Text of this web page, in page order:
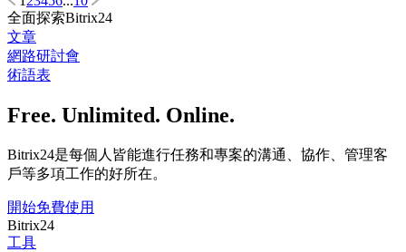
全面探索Bitrix24
文章
網路研討會
術語表
Free. Unlimited. Online.
Bitrix24是每個人皆能進行任務和專案的溝通、協作、管理客
戶等多項工作的好所在。
開始免費使用
Bitrix24
工具